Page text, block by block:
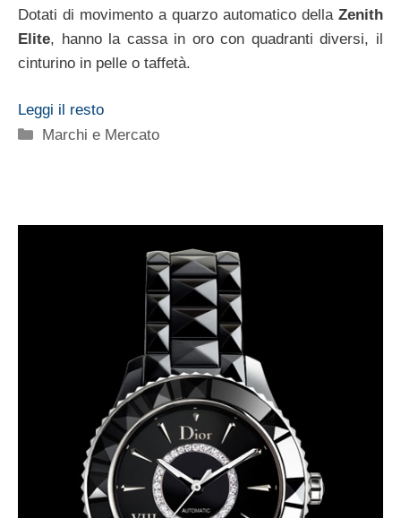
Dotati di movimento a quarzo automatico della Zenith
Elite, hanno la cassa in oro con quadranti diversi, il
cinturino in pelle o taffetà.
Leggi il resto
Categorie
Marchi e Mercato